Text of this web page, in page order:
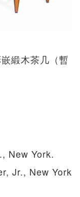
緞木茶几（暫
New York.
Jr., New York